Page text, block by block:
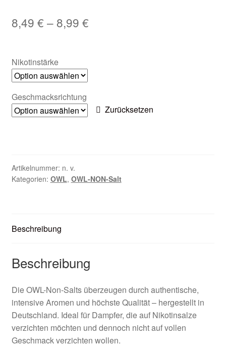
Nikotintabelle
Unsere Standorte
8,49 € – 8,99 €
Nikotinstärke
Geschmacksrichtung
Zurücksetzen
Artikelnummer: n. v.
Kategorien: OWL, OWL-NON-Salt
Beschreibung
Beschreibung
Die OWL-Non-Salts überzeugen durch authentische,
intensive Aromen und höchste Qualität – hergestellt in
Deutschland. Ideal für Dampfer, die auf Nikotinsalze
verzichten möchten und dennoch nicht auf vollen
Geschmack verzichten wollen.